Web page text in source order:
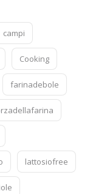
campi
Cooking
farinadebole
lattosiofree